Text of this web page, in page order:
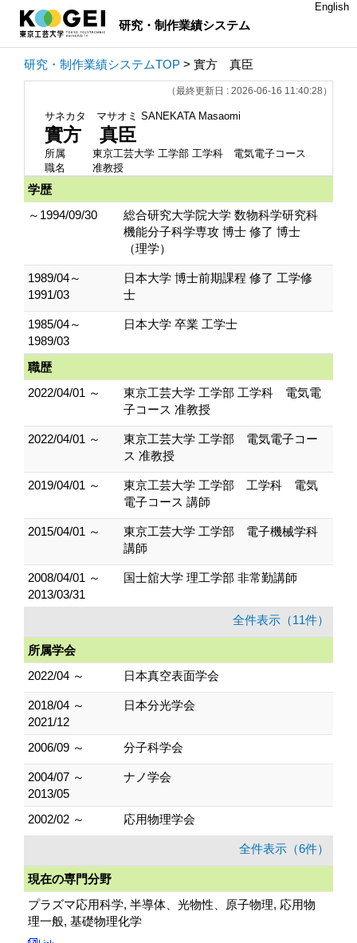
研究・制作業績システム
English
研究・制作業績システムTOP > 實方 真臣
（最終更新日 : 2026-06-16 11:40:28）
サネカタ マサオミ SANEKATA Masaomi
實方 真臣
所属
東京工芸大学 工学部 工学科 電気電子コース
職名
准教授
学歴
～1994/09/30
総合研究大学院大学 数物科学研究科
機能分子科学専攻 博士 修了 博士
（理学）
1989/04～
1991/03
日本大学 博士前期課程 修了 工学修
士
1985/04～
1989/03
日本大学 卒業 工学士
職歴
2022/04/01 ～
東京工芸大学 工学部 工学科 電気電
子コース 准教授
2022/04/01 ～
東京工芸大学 工学部 電気電子コー
ス 准教授
2019/04/01 ～
東京工芸大学 工学部 工学科 電気
電子コース 講師
2015/04/01 ～
東京工芸大学 工学部 電子機械学科
講師
2008/04/01 ～
2013/03/31
国士舘大学 理工学部 非常勤講師
全件表示（11件）
所属学会
2022/04 ～
日本真空表面学会
2018/04 ～
2021/12
日本分光学会
2006/09 ～ 分子科学会
2004/07 ～
2013/05
ナノ学会
2002/02 ～ 応用物理学会
全件表示（6件）
現在の専門分野
プラズマ応用科学, 半導体、光物性、原子物理, 応用物
理一般, 基礎物理化学